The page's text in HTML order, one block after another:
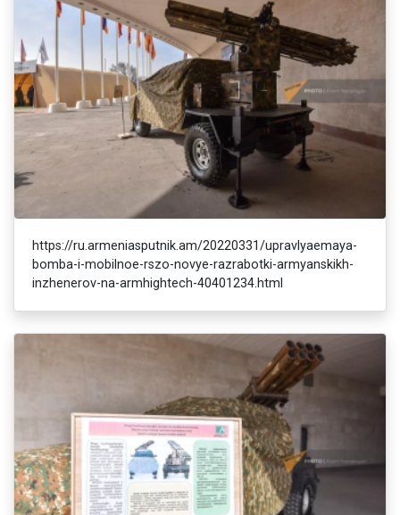
https://ru.armeniasputnik.am/20220331/upravlyaemaya-
bomba-i-mobilnoe-rszo-novye-razrabotki-armyanskikh-
inzhenerov-na-armhightech-40401234.html